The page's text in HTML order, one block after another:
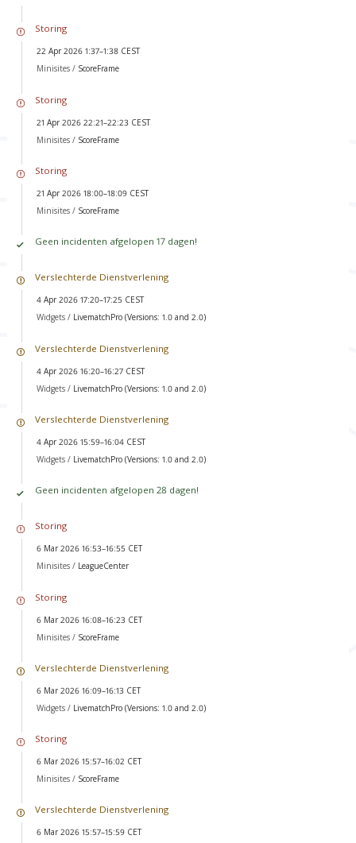
Storing
22 Apr 2026 1:37–1:38 CEST
Minisites / ScoreFrame
Storing
21 Apr 2026 22:21–22:23 CEST
Minisites / ScoreFrame
Storing
21 Apr 2026 18:00–18:09 CEST
Minisites / ScoreFrame
Geen incidenten afgelopen 17 dagen!
Verslechterde Dienstverlening
4 Apr 2026 17:20–17:25 CEST
Widgets / LivematchPro (Versions: 1.0 and 2.0)
Verslechterde Dienstverlening
4 Apr 2026 16:20–16:27 CEST
Widgets / LivematchPro (Versions: 1.0 and 2.0)
Verslechterde Dienstverlening
4 Apr 2026 15:59–16:04 CEST
Widgets / LivematchPro (Versions: 1.0 and 2.0)
Geen incidenten afgelopen 28 dagen!
Storing
6 Mar 2026 16:53–16:55 CET
Minisites / LeagueCenter
Storing
6 Mar 2026 16:08–16:23 CET
Minisites / ScoreFrame
Verslechterde Dienstverlening
6 Mar 2026 16:09–16:13 CET
Widgets / LivematchPro (Versions: 1.0 and 2.0)
Storing
6 Mar 2026 15:57–16:02 CET
Minisites / ScoreFrame
Verslechterde Dienstverlening
6 Mar 2026 15:57–15:59 CET